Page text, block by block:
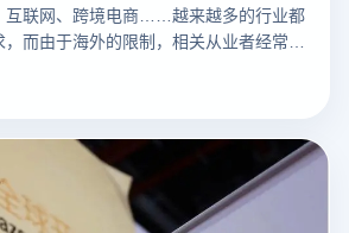
互联网、跨境电商……越来越多的行业都
而由于海外的限制，相关从业者经常要
用到不同的IP，这时候便要用到指纹浏览
是指纹浏览器之前，我们需要知道什么